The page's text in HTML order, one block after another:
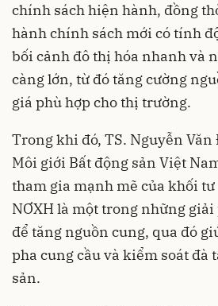
chính sách hiện hành, đồng
hành chính sách mới có tính
bối cảnh đô thị hóa nhanh và
càng lớn, từ đó tăng cường
giá phù hợp cho thị trường.
Trong khi đó, TS. Nguyễn
Môi giới Bất động sản Việt
tham gia mạnh mẽ của khối
NƠXH là một trong những
để tăng nguồn cung, qua đó
pha cung cầu và kiểm soát đà
sản.